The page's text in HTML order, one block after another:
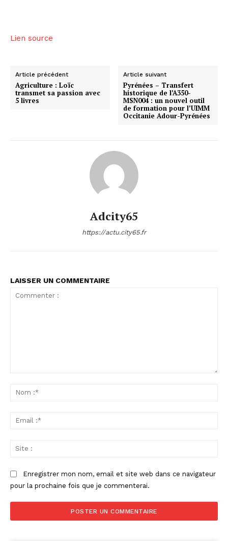
Lien source
Article précédent
Agriculture : Loïc
transmet sa passion avec
5 livres
Article suivant
Pyrénées – Transfert
historique de l’A350-
MSN004 : un nouvel outil
de formation pour l’UIMM
Occitanie Adour-Pyrénées
Adcity65
https://actu.city65.fr
LAISSER UN COMMENTAIRE
Enregistrer mon nom, email et site web dans ce navigateur
pour la prochaine fois que je commenterai.